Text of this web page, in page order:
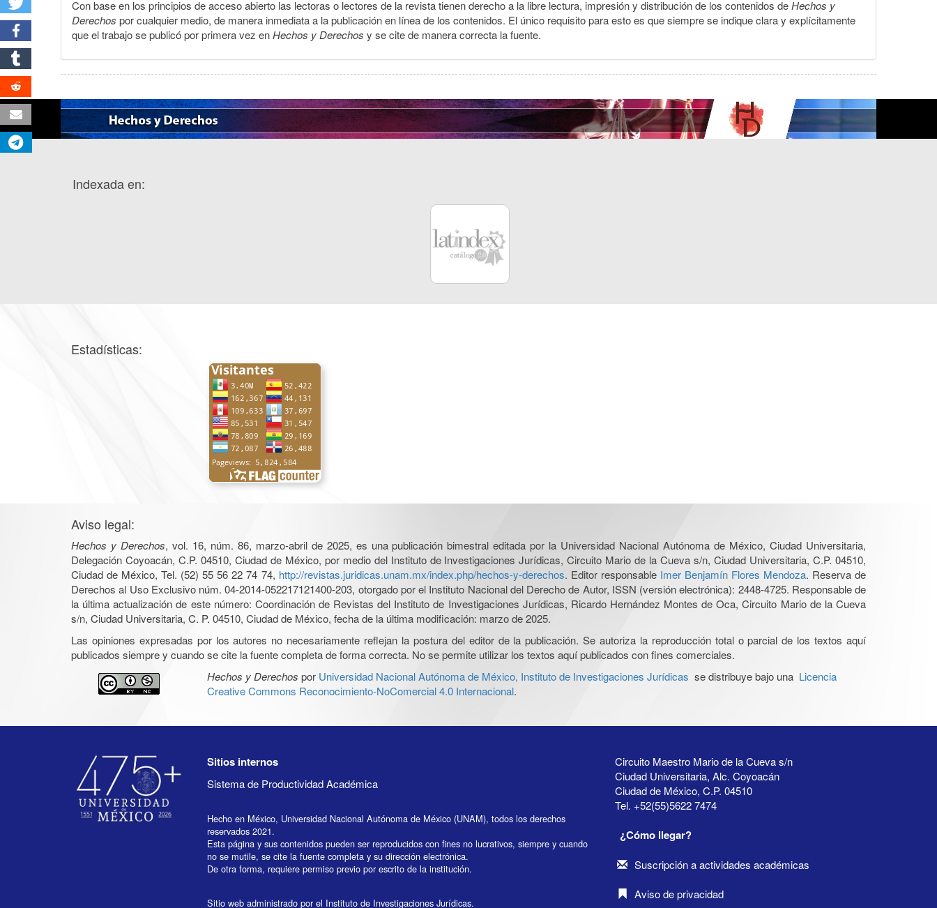
Con base en los principios de acceso abierto las lectoras o lectores de la revista tienen derecho a la libre lectura, impresión y distribución de los contenidos deHechos y
Derechos por cualquier medio, de manera inmediata a la publicación en línea de los contenidos. El único requisito para esto es que siempre se indique clara y explícitamente
que el trabajo se publicó por primera vez enHechos y Derechos y se cite de manera correcta la fuente.
Indexada en:
Estadísticas:
Aviso legal:
Hechos y Derechos, vol. 16, núm. 86, marzo-abril de 2025, es una publicación bimestral editada por la Universidad Nacional Autónoma de México, Ciudad Universitaria,
Delegación Coyoacán, C.P. 04510, Ciudad de México, por medio del Instituto de Investigaciones Jurídicas, Circuito Mario de la Cueva s/n, Ciudad Universitaria, C.P. 04510,
Ciudad de México, Tel. (52) 55 56 22 74 74, http://revistas.juridicas.unam.mx/index.php/hechos-y-derechos. Editor responsable Imer Benjamín Flores Mendoza. Reserva de
Derechos al Uso Exclusivo núm. 04-2014-052217121400-203, otorgado por el Instituto Nacional del Derecho de Autor, ISSN (versión electrónica): 2448-4725. Responsable de
la última actualización de este número: Coordinación de Revistas del Instituto de Investigaciones Jurídicas, Ricardo Hernández Montes de Oca, Circuito Mario de la Cueva
s/n, Ciudad Universitaria, C. P. 04510, Ciudad de México, fecha de la última modificación: marzo de 2025.
Las opiniones expresadas por los autores no necesariamente reflejan la postura del editor de la publicación. Se autoriza la reproducción total o parcial de los textos aquí
publicados siempre y cuando se cite la fuente completa de forma correcta. No se permite utilizar los textos aquí publicados con fines comerciales.
Hechos y Derechos por Universidad Nacional Autónoma de México, Instituto de Investigaciones Jurídicas se distribuye bajo una Licencia
Creative Commons Reconocimiento-NoComercial 4.0 Internacional.
Sitios internos
Sistema de Productividad Académica
Hecho en México, Universidad Nacional Autónoma de México (UNAM), todos los derechos
reservados 2021.
Esta página y sus contenidos pueden ser reproducidos con fines no lucrativos, siempre y cuando
no se mutile, se cite la fuente completa y su dirección electrónica.
De otra forma, requiere permiso previo por escrito de la institución.
Sitio web administrado por el Instituto de Investigaciones Jurídicas.
Circuito Maestro Mario de la Cueva s/n
Ciudad Universitaria, Alc. Coyoacán
Ciudad de México, C.P. 04510
Tel. +52(55)5622 7474
¿Cómo llegar?
Suscripción a actividades académicas
Aviso de privacidad